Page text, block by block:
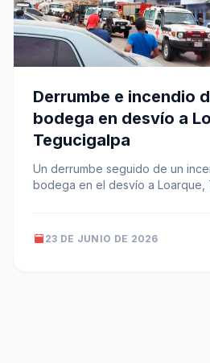
Derrumbe e incendio
bodega en desvío a
Tegucigalpa
Un derrumbe seguido de un
bodega en el desvío a Loarque,
23 DE JUNIO DE 2026